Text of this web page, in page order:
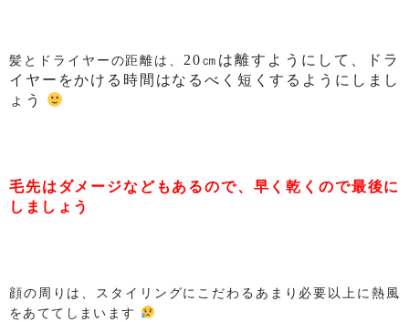
髪とドライヤーの距離は、20㎝は離すようにして、ドラ
イヤーをかける時間はなるべく短くするようにしまし
ょう
毛先はダメージなどもあるので、早く乾くので最後に
しましょう
顔の周りは、スタイリングにこだわるあまり必要以上に熱風
をあててしまいます